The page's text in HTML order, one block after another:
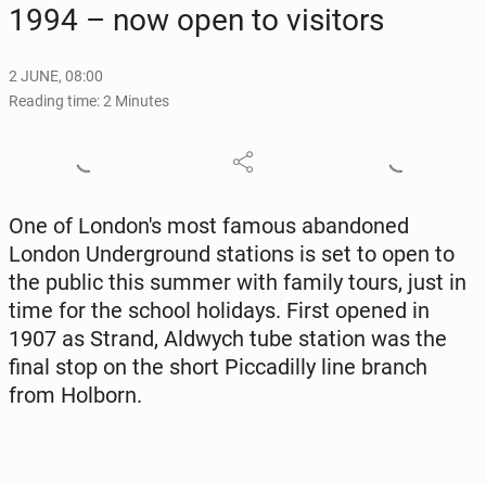
1994 – now open to vis­i­tors
2 JUNE, 08:00
Reading time: 2 Minutes
One of Lon­don's most famous aban­doned
London Un­der­ground sta­tions is set to open to
the public this summer with family tours, just in
time for the school hol­i­days. First opened in
1907 as Strand, Aldwych tube station was the
final stop on the short Pic­cadil­ly line branch
from Holborn.